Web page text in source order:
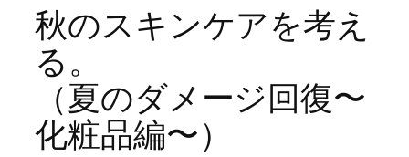
秋のスキンケアを考え
る。
（夏のダメージ回復〜
化粧品編〜）